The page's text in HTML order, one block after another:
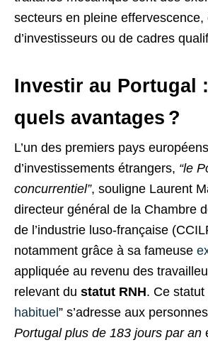
secteurs en pleine effervescence,
d’investisseurs ou de cadres
Investir au Portugal :
quels avantages ?
L’un des premiers pays
d’investissements étrangers, “le
concurrentiel”, souligne Laurent
directeur général de la Chambre
de l’industrie luso-française (
notamment grâce à sa fameuse
appliquée au revenu des
relevant du statut RNH. Ce statut
habituel ” s’adresse aux
Portugal plus de 183 jours par an